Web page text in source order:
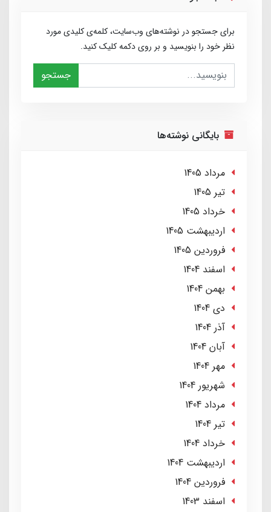
برای جستجو در نوشته‌های وب‌سایت، کلمه‌ی کلیدی مورد
نظر خود را بنویسید و بر روی دکمه کلیک کنید.
جستجو
بایگانی نوشته‌ها
مرداد 1405
تير 1405
خرداد 1405
ارديبهشت 1405
فروردین 1405
اسفند 1404
بهمن 1404
دی 1404
آذر 1404
آبان 1404
مهر 1404
شهریور 1404
مرداد 1404
تير 1404
خرداد 1404
ارديبهشت 1404
فروردین 1404
اسفند 1403